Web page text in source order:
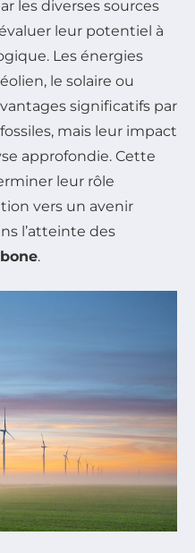
les diverses sources
leur potentiel à
Les énergies
le solaire ou
significatifs par
mais leur impact
approfondie. Cette
leur rôle
vers un avenir
l’atteinte des
.